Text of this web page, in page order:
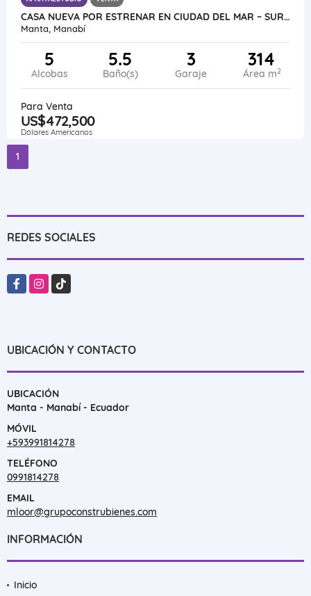
CASA NUEVA POR ESTRENAR EN CIUDAD DEL MAR – SUR DE MANTA
Manta, Manabí
5
Alcobas
5.5
Baño(s)
3
Garaje
314
Área m2
Para Venta
US$472,500
Dólares Americanos
1
REDES SOCIALES
FacebookInstagram
TikTok
UBICACIÓN Y CONTACTO
UBICACIÓN
Manta - Manabí - Ecuador
MÓVIL
+593991814278
TELÉFONO
0991814278
EMAIL
mloor@grupoconstrubienes.com
INFORMACIÓN
Inicio